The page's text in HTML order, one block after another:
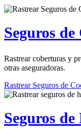
Seguros de
Rastrear coberturas y
otras aseguradoras.
Rastrear Seguros de
Seguros